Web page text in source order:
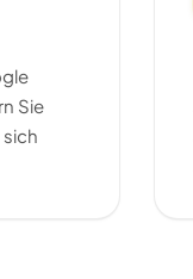
Sie